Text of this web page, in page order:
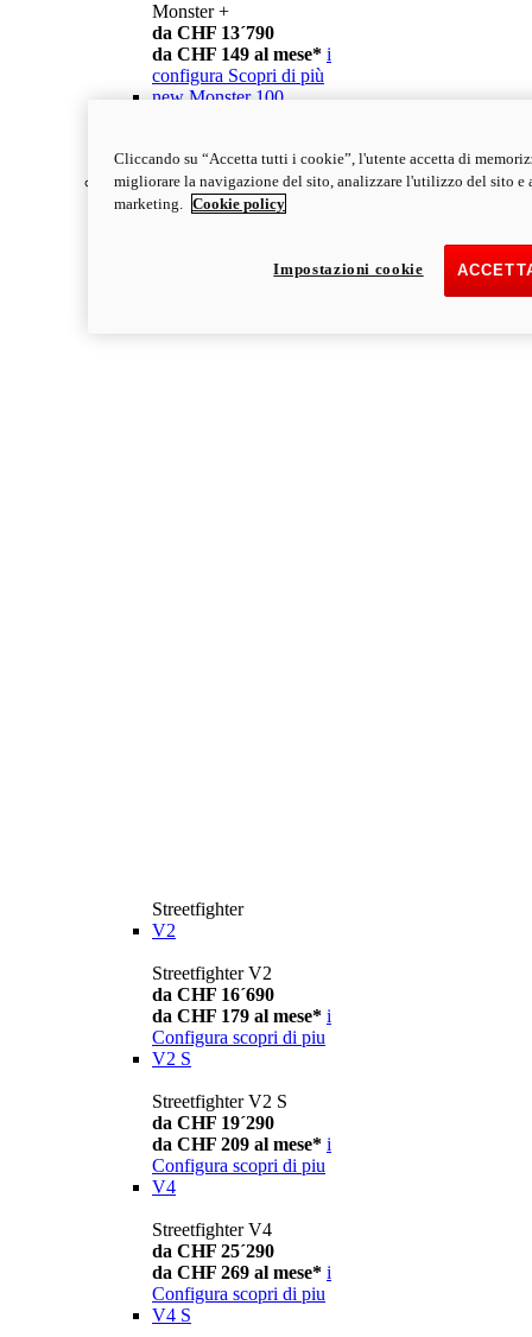
Monster +
da CHF 13´790
da CHF 149 al mese* i
configura Scopri di più
new Monster 100
scopri di più
Streetfighter
Streetfighter
V2
Streetfighter V2
da CHF 16´690
da CHF 179 al mese* i
Configura scopri di piu
V2 S
Streetfighter V2 S
da CHF 19´290
da CHF 209 al mese* i
Configura scopri di piu
V4
Streetfighter V4
da CHF 25´290
da CHF 269 al mese* i
Configura scopri di piu
V4 S
Cliccando su “Accetta tutti i cookie”, l'utente accetta di
migliorare la navigazione del sito, analizzare l'utilizzo del sito e
marketing.
Cookie policy
Impostazioni cookie